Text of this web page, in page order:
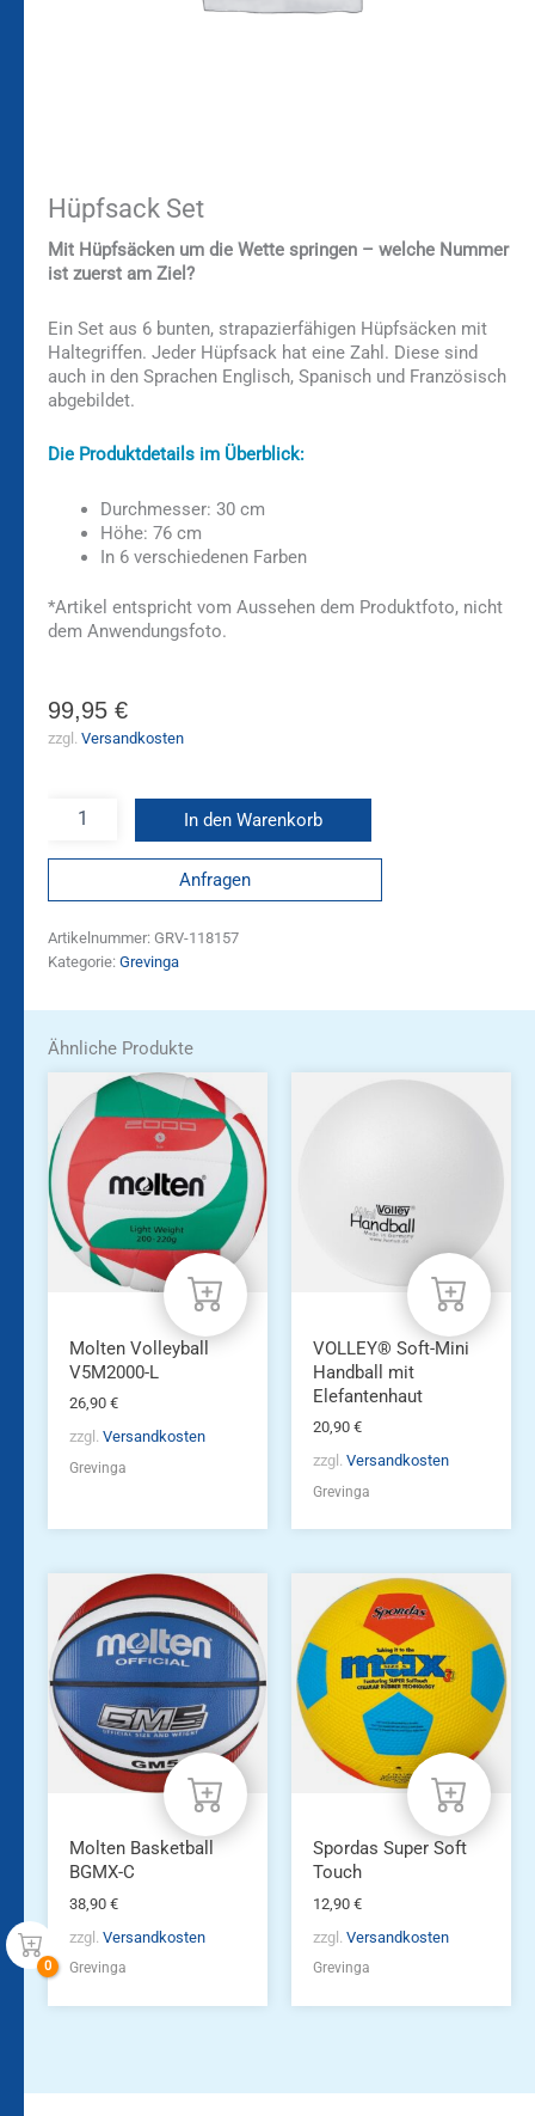
Hüpfsack Set
Mit Hüpfsäcken um die Wette springen – welche Nummer
ist zuerst am Ziel?
Ein Set aus 6 bunten, strapazierfähigen Hüpfsäcken mit
Haltegriffen. Jeder Hüpfsack hat eine Zahl. Diese sind
auch in den Sprachen Englisch, Spanisch und Französisch
abgebildet.
Die Produktdetails im Überblick:
Durchmesser: 30 cm
Höhe: 76 cm
In 6 verschiedenen Farben
*Artikel entspricht vom Aussehen dem Produktfoto, nicht
dem Anwendungsfoto.
99,95 €
zzgl. Versandkosten
In den Warenkorb
Anfragen
Artikelnummer: GRV-118157
Kategorie: Grevinga
Ähnliche Produkte
Molten Volleyball
V5M2000-L
26,90 €
zzgl. Versandkosten
Grevinga
VOLLEY® Soft-Mini
Handball mit
Elefantenhaut
20,90 €
zzgl. Versandkosten
Grevinga
Molten Basketball
BGMX-C
38,90 €
zzgl. Versandkosten
Grevinga
Spordas Super Soft
Touch
12,90 €
zzgl. Versandkosten
Grevinga